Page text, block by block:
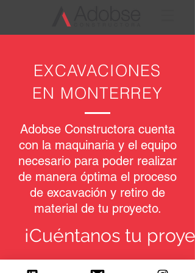
EXCAVACIONES
EN MONTERREY
Adobse Constructora cuenta
con la maquinaria y el equipo
necesario para poder realizar
de manera óptima el proceso
de excavación y retiro de
material de tu proyecto.
¡Cuéntanos tu
Saber más